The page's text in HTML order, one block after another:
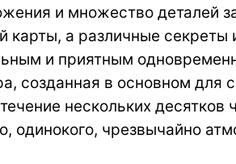
и множество деталей
карты, а различные секреты
и приятным
созданная в основном для
нескольких десятков
одинокого, чрезвычайно